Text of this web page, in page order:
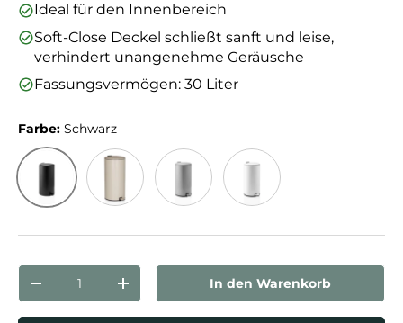
Ideal für den Innenbereich
Soft-Close Deckel schließt sanft und leise,
verhindert unangenehme Geräusche
Fassungsvermögen: 30 Liter
Farbe: Schwarz
Menge verringernMenge erhöhenIn den Warenkorb